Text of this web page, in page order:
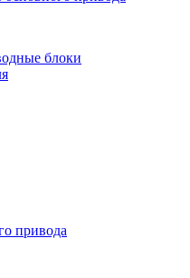
блоки
привода